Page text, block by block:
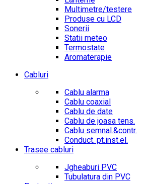
Multimetre/testere
Produse cu LCD
Sonerii
Statii meteo
Termostate
Aromaterapie
Cabluri
Cablu alarma
Cablu coaxial
Cablu de date
Cablu de joasa tens.
Cablu semnal.&contr.
Conduct. pt.inst.el.
Trasee cabluri
Jgheaburi PVC
Tubulatura din PVC